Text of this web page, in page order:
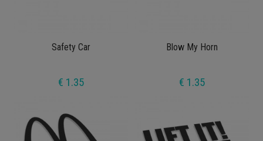
Safety Car
€ 1.35
Blow My Horn
€ 1.35